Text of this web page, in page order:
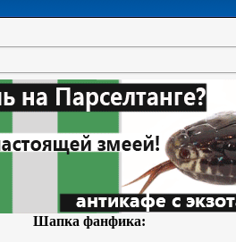
Шапка фанфика: